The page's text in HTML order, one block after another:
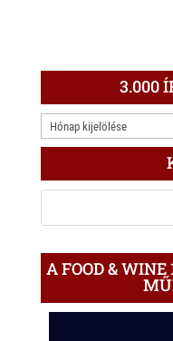
3.000
3.000
ÍRÁS
A FOOD &